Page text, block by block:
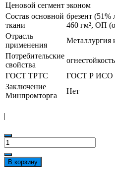
Ценовой сегмент эконом
Состав основной
ткани
брезент (51%
460 гм², ОП
Отрасль
применения
Металлургия
Потребительские
свойства
огнестойкость
ГОСТ ТРТС
ГОСТ Р ИСО
Заключение
Минпромторга
Нет
|
Количество
товара
Нарукавники
брезентовые
В корзину